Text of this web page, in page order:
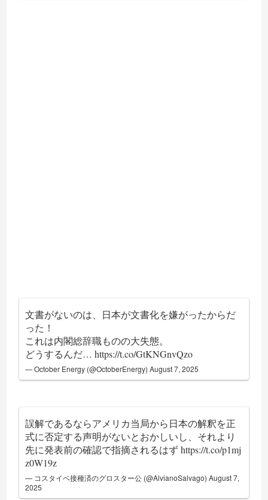
文書がないのは、日本が文書化を嫌がったからだ
った！
これは内閣総辞職ものの大失態。
どうするんだ…https://t.co/GtKNGnvQzo
— October Energy (@OctoberEnergy)August 7, 2025
誤解であるならアメリカ当局から日本の解釈を正
式に否定する声明がないとおかしいし、それより
先に発表前の確認で指摘されるはずhttps://t.co/p1mj
z0W19z
— コスタイベ接種済のグロスター公 (@AlvianoSalvago)August 7,
2025